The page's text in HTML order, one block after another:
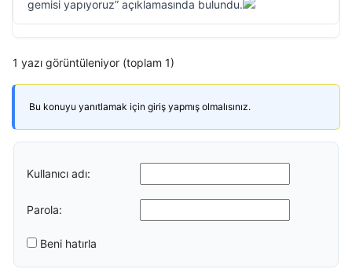
gemisi yapıyoruz” açıklamasında bulundu.
1 yazı görüntüleniyor (toplam 1)
Bu konuyu yanıtlamak için giriş yapmış olmalısınız.
Kullanıcı adı:
Parola:
Beni hatırla